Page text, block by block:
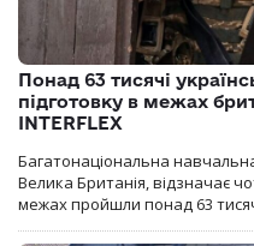
Понад 63 тисячі
підготовку в межах
INTERFLEX
Багатонаціональна
Велика Британія, відзначає
межах пройшли понад 63